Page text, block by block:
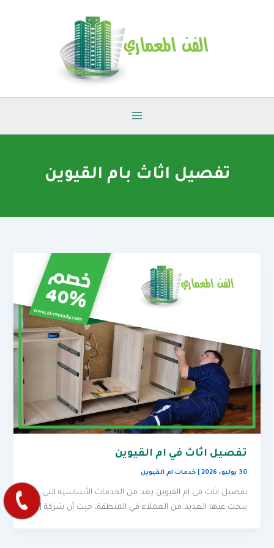
تفصيل اثاث بام القيوين
تفصيل اثاث في ام القيوين
30 يوليو، 2026 |خدمات ام القيوين
تفصيل اثاث في ام القيوين يعد من الخدمات الأساسية التي
يبحث عنها العديد من العملاء في المنطقة، حيث أن شركة […]